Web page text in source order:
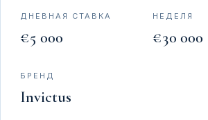
ДНЕВНАЯ СТАВКА
€5 000
НЕДЕЛЯ
€30 000
БРЕНД
Invictus